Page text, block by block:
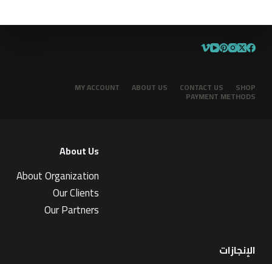
SHOP
CONTACT US
ABOUT US
MY ACCOUNT
PAYMENT METHODS
About Us
About Organization
Our Clients
Our Partners
الإنجازات